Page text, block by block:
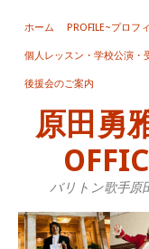
ホーム PROFILE~プロフ
個人レッスン・学校公演・
後援会のご案内
原田勇
バリトン歌手原